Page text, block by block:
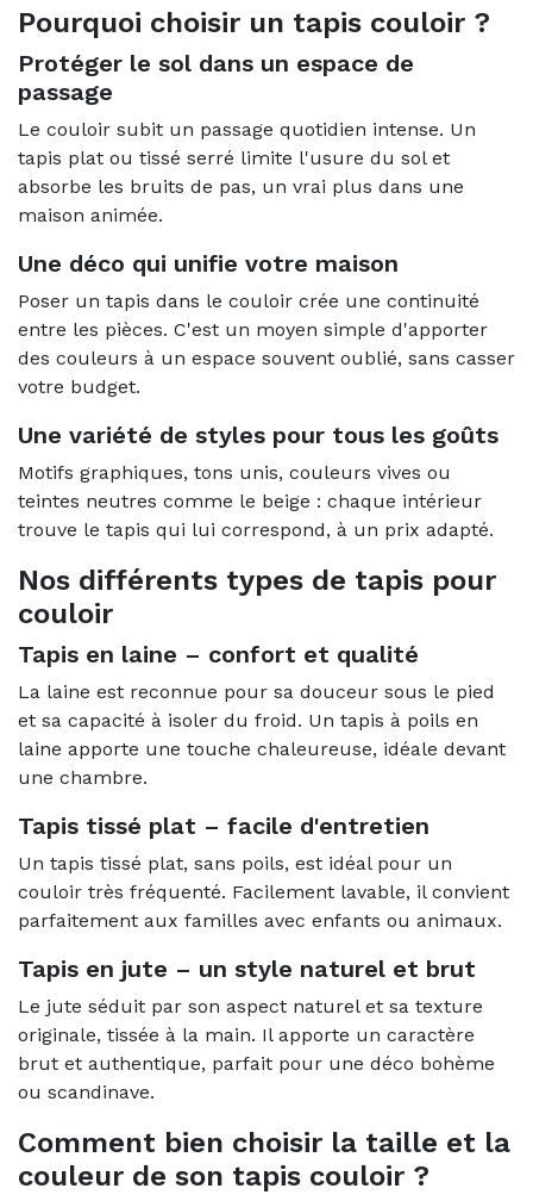
Pourquoi choisir un tapis couloir ?
Protéger le sol dans un espace de
passage
Le couloir subit un passage quotidien intense. Un
tapis plat ou tissé serré limite l'usure du sol et
absorbe les bruits de pas, un vrai plus dans une
maison animée.
Une déco qui unifie votre maison
Poser un tapis dans le couloir crée une continuité
entre les pièces. C'est un moyen simple d'apporter
des couleurs à un espace souvent oublié, sans casser
votre budget.
Une variété de styles pour tous les goûts
Motifs graphiques, tons unis, couleurs vives ou
teintes neutres comme le beige : chaque intérieur
trouve le tapis qui lui correspond, à un prix adapté.
Nos différents types de tapis pour
couloir
Tapis en laine – confort et qualité
La laine est reconnue pour sa douceur sous le pied
et sa capacité à isoler du froid. Un tapis à poils en
laine apporte une touche chaleureuse, idéale devant
une chambre.
Tapis tissé plat – facile d'entretien
Un tapis tissé plat, sans poils, est idéal pour un
couloir très fréquenté. Facilement lavable, il convient
parfaitement aux familles avec enfants ou animaux.
Tapis en jute – un style naturel et brut
Le jute séduit par son aspect naturel et sa texture
originale, tissée à la main. Il apporte un caractère
brut et authentique, parfait pour une déco bohème
ou scandinave.
Comment bien choisir la taille et la
couleur de son tapis couloir ?